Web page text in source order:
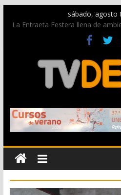
sábado, agosto
La Entraeta Festera llena de
Campo con la recepción a la
Dos personas fallecen en un
entre Benissa y Calp
Una nueva oportunidad para
El bando moro protagonista en la
Paco Adsuar dona al Arxiu de
de la memoria visual de la ciudad